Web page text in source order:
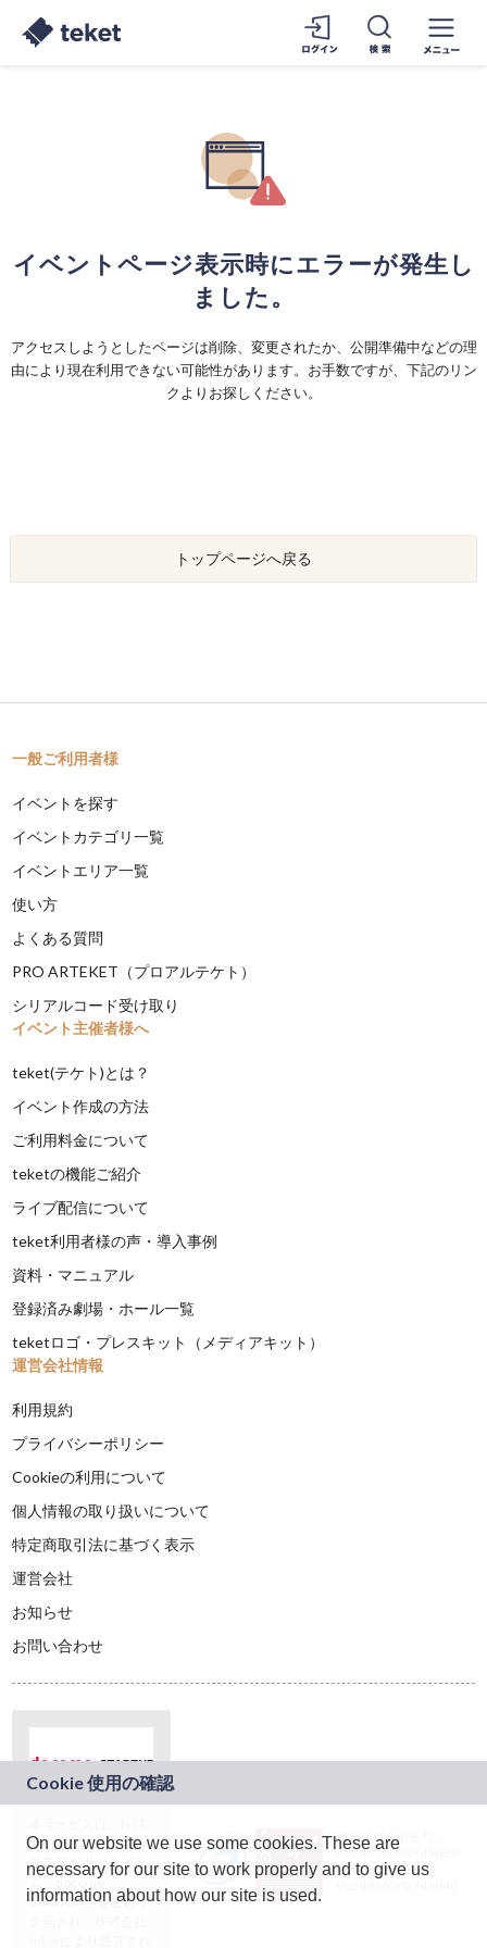
イベントページ表示時にエラーが発生し
ました。
アクセスしようとしたページは削除、変更されたか、公開準備中などの理
由により現在利用できない可能性があります。お手数ですが、下記のリン
クよりお探しください。
トップページへ戻る
一般ご利用者様
イベントを探す
イベントカテゴリ一覧
イベントエリア一覧
使い方
よくある質問
PRO ARTEKET（プロアルテケト）
シリアルコード受け取り
イベント主催者様へ
teket(テケト)とは？
イベント作成の方法
ご利用料金について
teketの機能ご紹介
ライブ配信について
teket利用者様の声・導入事例
資料・マニュアル
登録済み劇場・ホール一覧
teketロゴ・プレスキット（メディアキット）
運営会社情報
利用規約
プライバシーポリシー
Cookieの利用について
個人情報の取り扱いについて
特定商取引法に基づく表示
運営会社
お知らせ
お問い合わせ
ドコモグループの新
規事業創出プログラ
ム「docomo
STARTUP」を通じて
JASRAC許諾番号：
9024936001Y45037
JASRAC許諾番号：
On our website we use some cookies. These are
necessary for our site to work properly and to give us
information about how our site is used.